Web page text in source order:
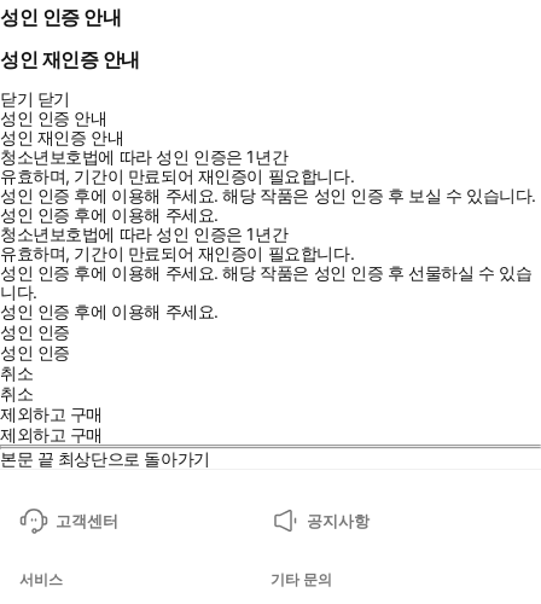
성인 인증 안내
성인 재인증 안내
닫기 닫기
성인 인증 안내
성인 재인증 안내
청소년보호법에 따라 성인 인증은 1년간
유효하며, 기간이 만료되어 재인증이 필요합니다.
성인 인증 후에 이용해 주세요.해당 작품은 성인 인증 후 보실 수 있습니다.
성인 인증 후에 이용해 주세요.
청소년보호법에 따라 성인 인증은 1년간
유효하며, 기간이 만료되어 재인증이 필요합니다.
성인 인증 후에 이용해 주세요.해당 작품은 성인 인증 후 선물하실 수 있습
니다.
성인 인증 후에 이용해 주세요.
성인 인증
성인 인증
취소
취소
제외하고 구매
제외하고 구매
본문 끝 최상단으로 돌아가기
고객센터 공지사항
서비스
기타 문의